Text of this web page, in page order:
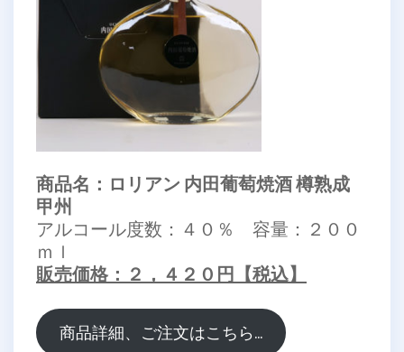
商品名：ロリアン 内田葡萄焼酒 樽熟成
甲州
アルコール度数：４０％ 容量：２００
ｍｌ
販売価格：２，４２０円【税込】
商品詳細、ご注文はこちら…